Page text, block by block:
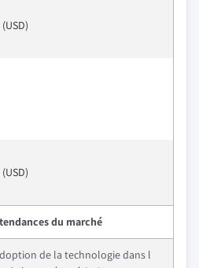
du marché
de la technologie dans l